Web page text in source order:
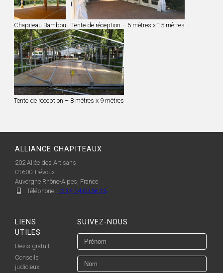
Chapiteau Bambou Tente de réception – 5 mètres x 15 mètres
Tente de réception – 8 mètres x 9 mètres
ALLIANCE CHAPITEAUX
202 Allée des Artisans
01600 Trévoux
Auvergne Rhône-Alpes, France
Téléphone :+33 4 74 00 56 15
LIENS
UTILES
Devis gratuit
Conseils
judicieux
SUIVEZ-NOUS